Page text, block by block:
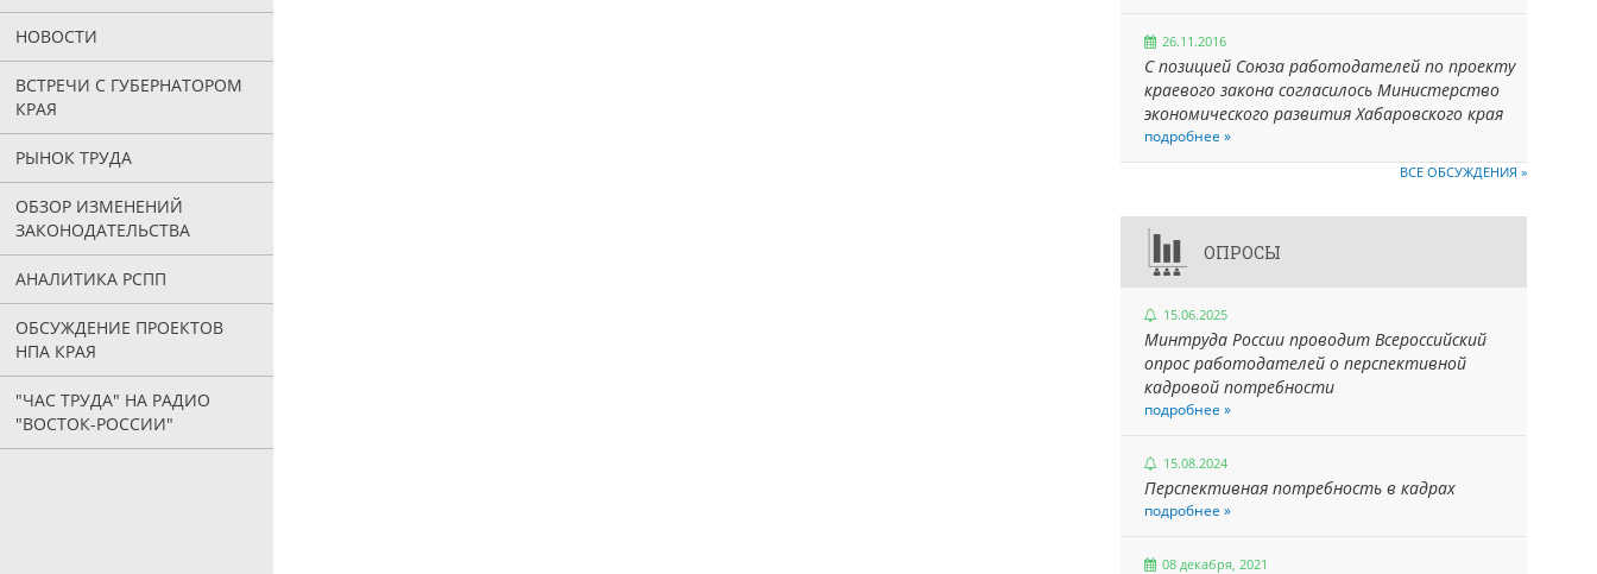
НОВОСТИ
ВСТРЕЧИ С ГУБЕРНАТОРОМ
КРАЯ
РЫНОК ТРУДА
ОБЗОР ИЗМЕНЕНИЙ
ЗАКОНОДАТЕЛЬСТВА
АНАЛИТИКА РСПП
ОБСУЖДЕНИЕ ПРОЕКТОВ
НПА КРАЯ
"ЧАС ТРУДА" НА РАДИО
"ВОСТОК-РОССИИ"
26.11.2016
С позицией Союза работодателей по проекту
краевого закона согласилось Министерство
экономического развития Хабаровского края
подробнее »
ВСЕ ОБСУЖДЕНИЯ »
ОПРОСЫ
15.06.2025
Минтруда России проводит Всероссийский
опрос работодателей о перспективной
кадровой потребности
подробнее »
15.08.2024
Перспективная потребность в кадрах
подробнее »
08 декабря, 2021